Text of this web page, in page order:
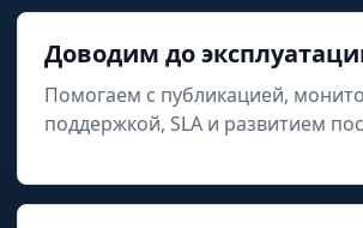
Доводим до
Помогаем с публикацией,
поддержкой, SLA и развитием